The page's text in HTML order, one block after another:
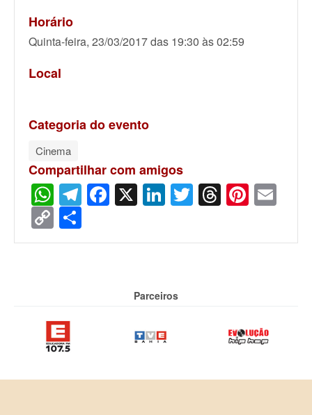
Horário
Quinta-feira, 23/03/2017 das 19:30 às 02:59
Local
Categoria do evento
Cinema
Compartilhar com amigos
WhatsApp
Telegram
Facebook
X LinkedIn
Twitter
Threads
Copy
Link
Parceiros